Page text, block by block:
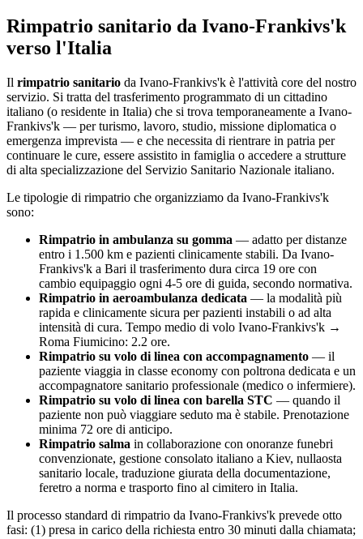
Rimpatrio sanitario da Ivano-Frankivs'k
verso l'Italia
Il rimpatrio sanitario da Ivano-Frankivs'k è l'attività core del nostro
servizio. Si tratta del trasferimento programmato di un cittadino
italiano (o residente in Italia) che si trova temporaneamente a Ivano-
Frankivs'k — per turismo, lavoro, studio, missione diplomatica o
emergenza imprevista — e che necessita di rientrare in patria per
continuare le cure, essere assistito in famiglia o accedere a strutture
di alta specializzazione del Servizio Sanitario Nazionale italiano.
Le tipologie di rimpatrio che organizziamo da Ivano-Frankivs'k
sono:
Rimpatrio in ambulanza su gomma — adatto per distanze
entro i 1.500 km e pazienti clinicamente stabili. Da Ivano-
Frankivs'k a Bari il trasferimento dura circa 19 ore con
cambio equipaggio ogni 4-5 ore di guida, secondo normativa.
Rimpatrio in aeroambulanza dedicata — la modalità più
rapida e clinicamente sicura per pazienti instabili o ad alta
intensità di cura. Tempo medio di volo Ivano-Frankivs'k →
Roma Fiumicino: 2.2 ore.
Rimpatrio su volo di linea con accompagnamento — il
paziente viaggia in classe economy con poltrona dedicata e un
accompagnatore sanitario professionale (medico o infermiere).
Rimpatrio su volo di linea con barella STC — quando il
paziente non può viaggiare seduto ma è stabile. Prenotazione
minima 72 ore di anticipo.
Rimpatrio salma in collaborazione con onoranze funebri
convenzionate, gestione consolato italiano a Kiev, nullaosta
sanitario locale, traduzione giurata della documentazione,
feretro a norma e trasporto fino al cimitero in Italia.
Il processo standard di rimpatrio da Ivano-Frankivs'k prevede otto
fasi: (1) presa in carico della richiesta entro 30 minuti dalla chiamata;